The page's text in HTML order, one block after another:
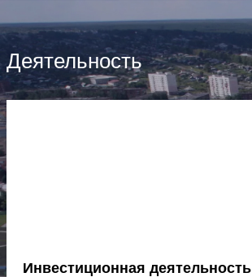
Деятельность
Инвестиционная деятельность